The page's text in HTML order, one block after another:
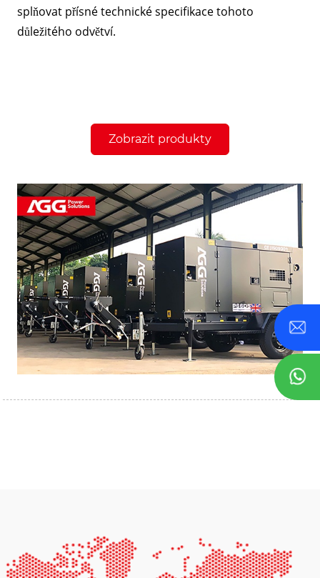
splňovat přísné technické specifikace tohoto
důležitého odvětví.
Zobrazit produkty